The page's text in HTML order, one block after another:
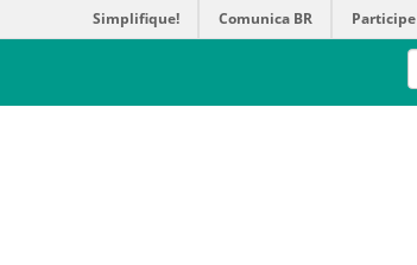
Simplifique! Comunica BR Participe